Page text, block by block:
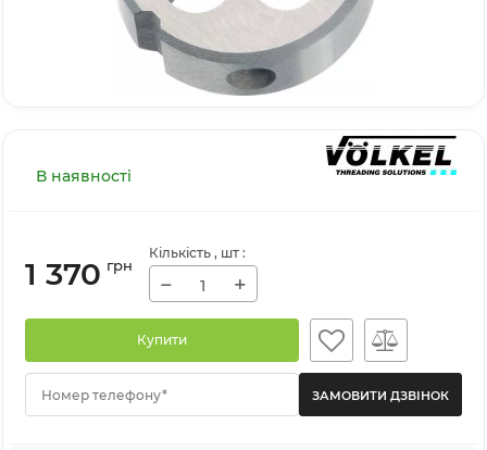
В наявності
1 370 грн
Кількість , шт :
− +
Купити
Номер телефону*